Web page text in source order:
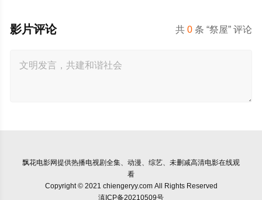
共0 条 “祭屋” 评论
影片评论
飘花电影网提供热播电视剧全集、动漫、综艺、未删减高清电影在线观
看
Copyright © 2021 chiengeryy.com All Rights Reserved
滇ICP备20210509号